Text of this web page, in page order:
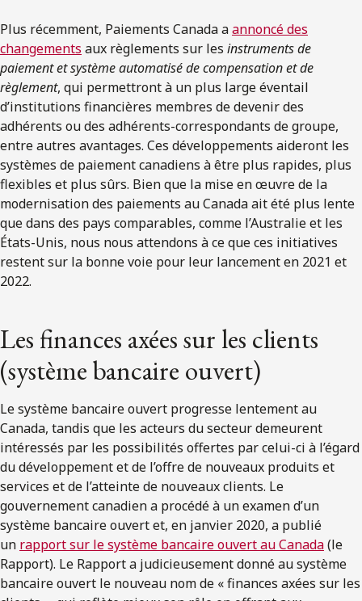
Plus récemment, Paiements Canada aannoncé des
changements aux règlements sur les instruments de
paiement et système automatisé de compensation et de
règlement, qui permettront à un plus large éventail
d’institutions financières membres de devenir des
adhérents ou des adhérents-correspondants de groupe,
entre autres avantages. Ces développements aideront les
systèmes de paiement canadiens à être plus rapides, plus
flexibles et plus sûrs. Bien que la mise en œuvre de la
modernisation des paiements au Canada ait été plus lente
que dans des pays comparables, comme l’Australie et les
États-Unis, nous nous attendons à ce que ces initiatives
restent sur la bonne voie pour leur lancement en 2021 et
2022.
Les finances axées sur les clients
(système bancaire ouvert)
Le système bancaire ouvert progresse lentement au
Canada, tandis que les acteurs du secteur demeurent
intéressés par les possibilités offertes par celui-ci à l’égard
du développement et de l’offre de nouveaux produits et
services et de l’atteinte de nouveaux clients. Le
gouvernement canadien a procédé à un examen d’un
système bancaire ouvert et, en janvier 2020, a publié
un rapport sur le système bancaire ouvert au Canada(le
Rapport). Le Rapport a judicieusement donné au système
bancaire ouvert le nouveau nom de « finances axées sur les